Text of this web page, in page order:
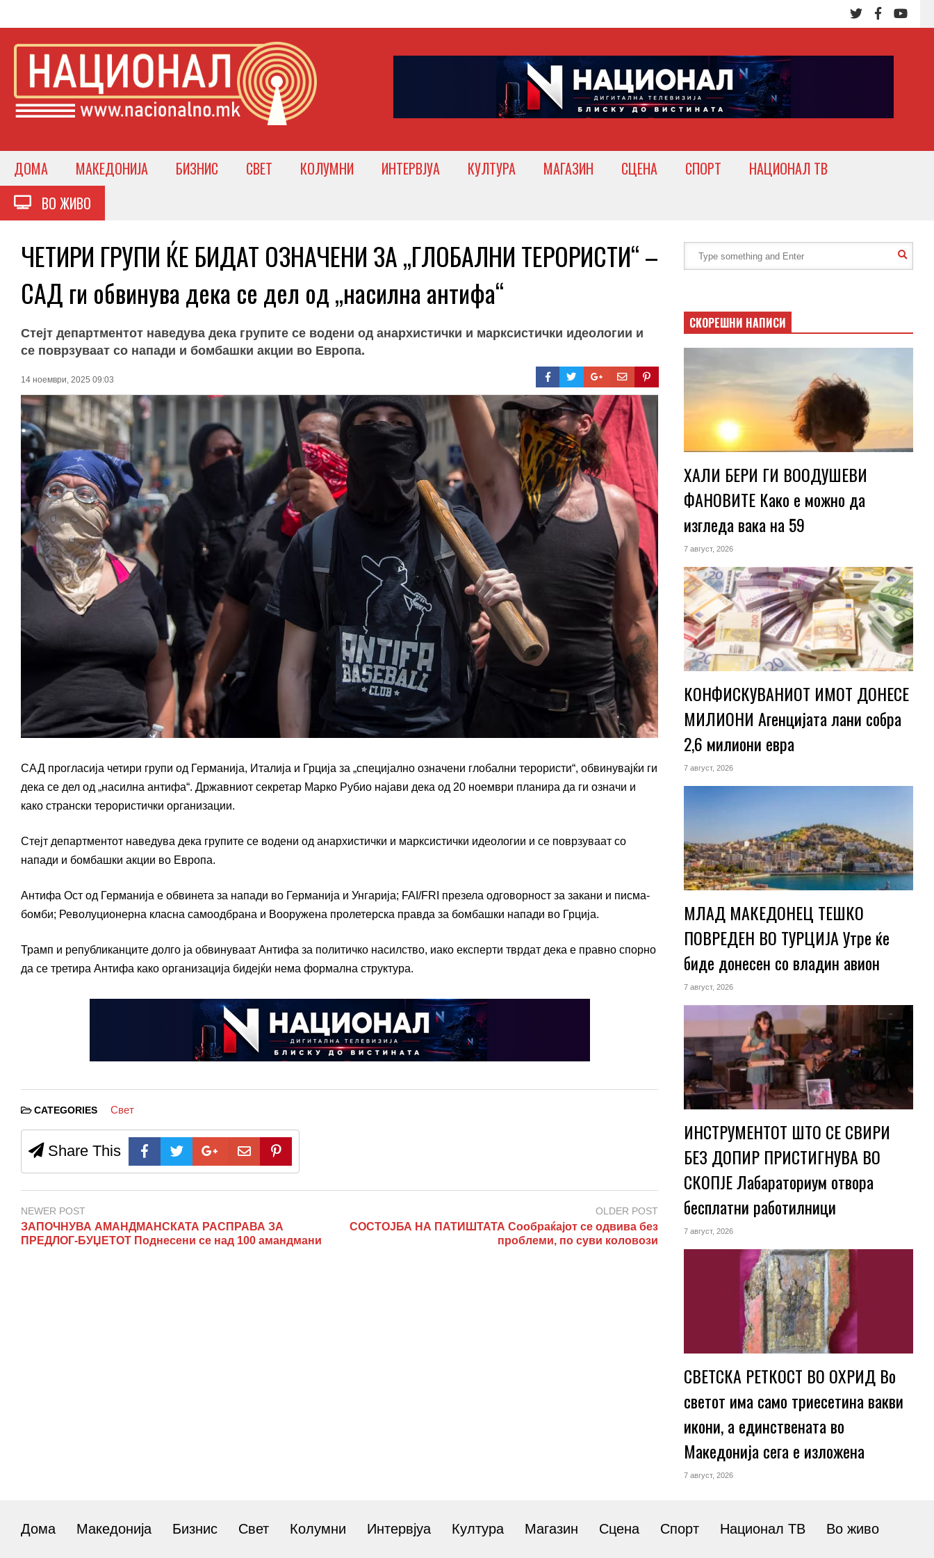
ДОМА МАКЕДОНИЈА БИЗНИС СВЕТ КОЛУМНИ ИНТЕРВЈУА КУЛТУРА МАГАЗИН СЦЕНА СПОРТ
НАЦИОНАЛ ТВ
ВО ЖИВО
ЧЕТИРИ ГРУПИ ЌЕ БИДАТ ОЗНАЧЕНИ ЗА „ГЛОБАЛНИ ТЕРОРИСТИ“ –
САД ги обвинува дека се дел од „насилна антифа“
Стејт департментот наведува дека групите се водени од анархистички и марксистички идеологии и
се поврзуваат со напади и бомбашки акции во Европа.
14 ноември, 2025 09:03
САД прогласија четири групи од Германија, Италија и Грција за „специјално означени глобални терористи“, обвинувајќи ги
дека се дел од „насилна антифа“. Државниот секретар Марко Рубио најави дека од 20 ноември планира да ги означи и
како странски терористички организации.
Стејт департментот наведува дека групите се водени од анархистички и марксистички идеологии и се поврзуваат со
напади и бомбашки акции во Европа.
Антифа Ост од Германија е обвинета за напади во Германија и Унгарија; FAI/FRI презела одговорност за закани и писма-
бомби; Револуционерна класна самоодбрана и Вооружена пролетерска правда за бомбашки напади во Грција.
Трамп и републиканците долго ја обвинуваат Антифа за политичко насилство, иако експерти тврдат дека е правно спорно
да се третира Антифа како организација бидејќи нема формална структура.
CATEGORIES Свет
Share This
NEWER POST
ЗАПОЧНУВА АМАНДМАНСКАТА РАСПРАВА ЗА
ПРЕДЛОГ-БУЏЕТОТ Поднесени се над 100 амандмани
OLDER POST
СОСТОЈБА НА ПАТИШТАТА Сообраќајот се одвива без
проблеми, по суви коловози
СКОРЕШНИ НАПИСИ
ХАЛИ БЕРИ ГИ ВООДУШЕВИ
ФАНОВИТЕ Како е можно да
изгледа вака на 59
7 август, 2026
КОНФИСКУВАНИОТ ИМОТ ДОНЕСЕ
МИЛИОНИ Агенцијата лани собра
2,6 милиони евра
7 август, 2026
МЛАД МАКЕДОНЕЦ ТЕШКО
ПОВРЕДЕН ВО ТУРЦИЈА Утре ќе
биде донесен со владин авион
7 август, 2026
ИНСТРУМЕНТОТ ШТО СЕ СВИРИ
БЕЗ ДОПИР ПРИСТИГНУВА ВО
СКОПЈЕ Лабараториум отвора
бесплатни работилници
7 август, 2026
СВЕТСКА РЕТКОСТ ВО ОХРИД Во
светот има само триесетина вакви
икони, а единствената во
Македонија сега е изложена
7 август, 2026
Дома Македонија Бизнис Свет Колумни Интервјуа Култура Магазин Сцена Спорт Национал ТВ Во живо